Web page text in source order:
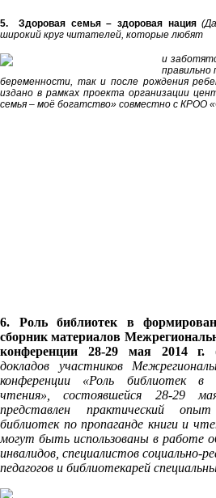
5. Здоровая семья – здоровая нация
широкий круг читателей, которые любят
и
правильно
беременности, так и после рождения
издано в рамках проекта организации
семья – моё богатство» совместно с КРОО
6. Рольбиблиотек в
сборник материалов
конференции 28-29 мая 2014 г.
докладов участников
конференции «Роль библиотек в
чтения», состоявшейся 28-29
представлен практический
библиотек по пропаганде книги и
могут быть использованы в работе
инвалидов, специалистов социально-
педагогов и библиотекарей